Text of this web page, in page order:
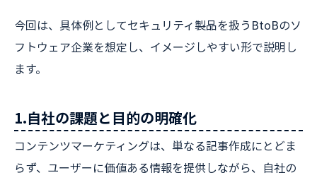
今回は、具体例としてセキュリティ製品を扱うBtoBのソ
フトウェア企業を想定し、イメージしやすい形で説明し
ます。
1.自社の課題と目的の明確化
コンテンツマーケティングは、単なる記事作成にとどま
らず、ユーザーに価値ある情報を提供しながら、自社の